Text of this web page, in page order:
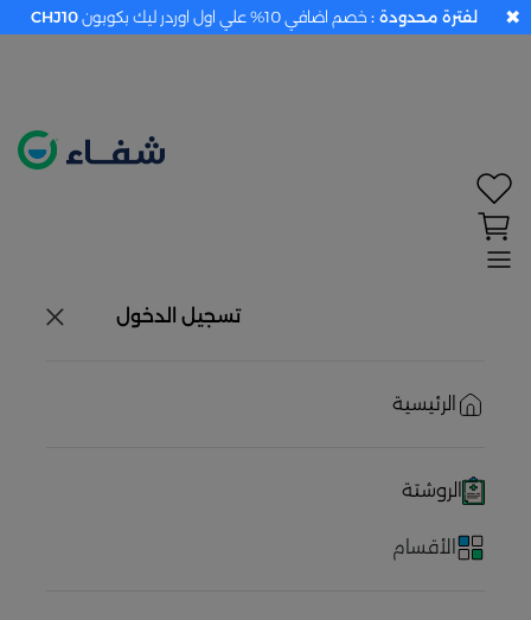
تسجيل الدخول
الرئيسية
الروشتة
الأقسام
لفترة محدودة : خصم اضافي 10% علي اول اوردر ليك بكوبون CHJ10 ✖